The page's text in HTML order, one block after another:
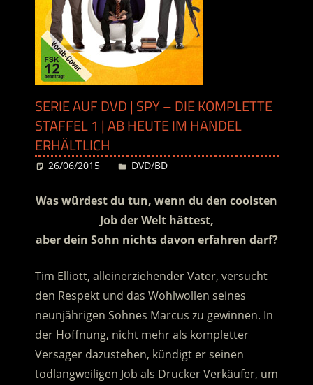
SERIE AUF DVD | SPY – DIE KOMPLETTE
STAFFEL 1 | AB HEUTE IM HANDEL
ERHÄLTLICH
26/06/2015 Desiree
DVD/BD
Was würdest du tun, wenn du den coolsten
Job der Welt hättest,
aber dein Sohn nichts davon erfahren darf?
Tim Elliott, alleinerziehender Vater, versucht
den Respekt und das Wohlwollen seines
neunjährigen Sohnes Marcus zu gewinnen. In
der Hoffnung, nicht mehr als kompletter
Versager dazustehen, kündigt er seinen
todlangweiligen Job als Drucker Verkäufer, um